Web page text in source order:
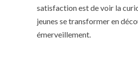
satisfaction est de voir la
jeunes se transformer en
émerveillement.